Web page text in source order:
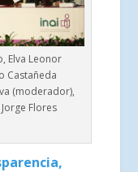
Elva Leonor
Castañeda
(moderador),
Flores